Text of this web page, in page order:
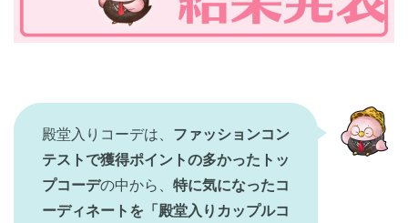
殿堂入りコーデは、 ファッションコン
テストで獲得ポイントの多かったトッ
プコーデの中から、 特に気になったコ
ーディネートを「殿堂入りカップルコ